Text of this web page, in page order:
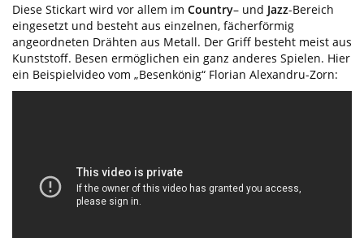
Diese Stickart wird vor allem im Country– und Jazz-Bereich
eingesetzt und besteht aus einzelnen, fächerförmig
angeordneten Drähten aus Metall. Der Griff besteht meist aus
Kunststoff. Besen ermöglichen ein ganz anderes Spielen. Hier
ein Beispielvideo vom „Besenkönig“ Florian Alexandru-Zorn: